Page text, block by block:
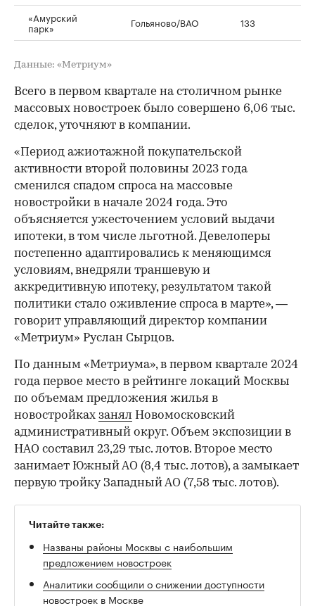
«Амурский
парк» Гольяново/ВАО 133
Данные: «Метриум»
Всего в первом квартале на столичном рынке
массовых новостроек было совершено 6,06 тыс.
сделок, уточняют в компании.
«Период ажиотажной покупательской
активности второй половины 2023 года
сменился спадом спроса на массовые
новостройки в начале 2024 года. Это
объясняется ужесточением условий выдачи
ипотеки, в том числе льготной. Девелоперы
постепенно адаптировались к меняющимся
условиям, внедряли траншевую и
аккредитивную ипотеку, результатом такой
политики стало оживление спроса в марте», —
говорит управляющий директор компании
«Метриум» Руслан Сырцов.
По данным «Метриума», в первом квартале 2024
года первое место в рейтинге локаций Москвы
по объемам предложения жилья в
новостройках занял Новомосковский
административный округ. Объем экспозиции в
НАО составил 23,29 тыс. лотов. Второе место
занимает Южный АО (8,4 тыс. лотов), а замыкает
первую тройку Западный АО (7,58 тыс. лотов).
Читайте также:
Названы районы Москвы с наибольшим
предложением новостроек
Аналитики сообщили о снижении доступности
новостроек в Москве